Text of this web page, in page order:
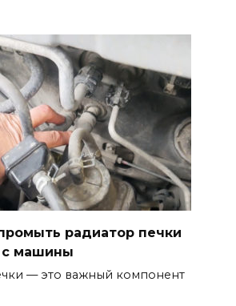
радиатор печки
с машины
— это важный компонент